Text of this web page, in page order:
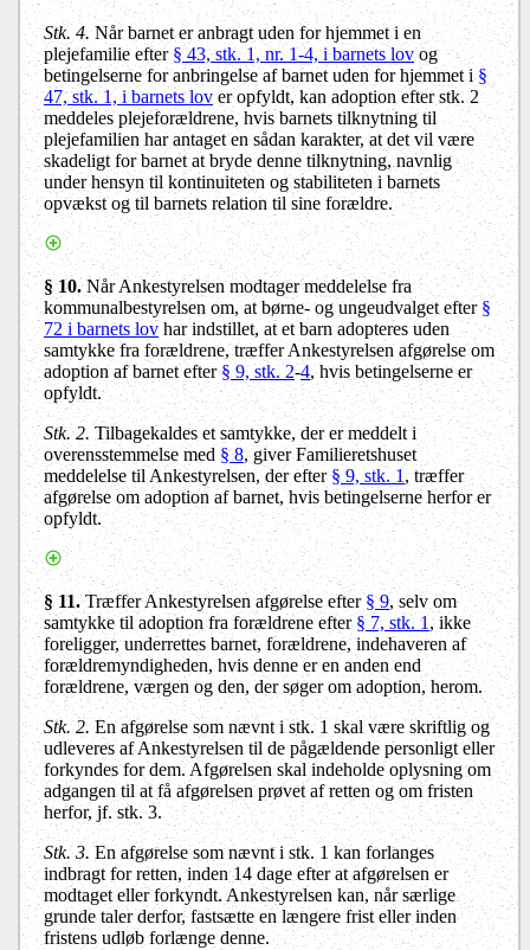
Stk. 4. Når barnet er anbragt uden for hjemmet i en
plejefamilie efter § 43, stk. 1, nr. 1-4, i barnets lovog
betingelserne for anbringelse af barnet uden for hjemmet i§
47, stk. 1, i barnets lover opfyldt, kan adoption efter stk. 2
meddeles plejeforældrene, hvis barnets tilknytning til
plejefamilien har antaget en sådan karakter, at det vil være
skadeligt for barnet at bryde denne tilknytning, navnlig
under hensyn til kontinuiteten og stabiliteten i barnets
opvækst og til barnets relation til sine forældre.
§ 10.Når Ankestyrelsen modtager meddelelse fra
kommunalbestyrelsen om, at børne- og ungeudvalget efter§
72 i barnets lov har indstillet, at et barn adopteres uden
samtykke fra forældrene, træffer Ankestyrelsen afgørelse om
adoption af barnet efter§ 9, stk. 2-4, hvis betingelserne er
opfyldt.
Stk. 2. Tilbagekaldes et samtykke, der er meddelt i
overensstemmelse med § 8, giver Familieretshuset
meddelelse til Ankestyrelsen, der efter§ 9, stk. 1, træffer
afgørelse om adoption af barnet, hvis betingelserne herfor er
opfyldt.
§ 11.Træffer Ankestyrelsen afgørelse efter§ 9, selv om
samtykke til adoption fra forældrene efter§ 7, stk. 1, ikke
foreligger, underrettes barnet, forældrene, indehaveren af
forældremyndigheden, hvis denne er en anden end
forældrene, værgen og den, der søger om adoption, herom.
Stk. 2. En afgørelse som nævnt i stk. 1 skal være skriftlig og
udleveres af Ankestyrelsen til de pågældende personligt eller
forkyndes for dem. Afgørelsen skal indeholde oplysning om
adgangen til at få afgørelsen prøvet af retten og om fristen
herfor, jf. stk. 3.
Stk. 3. En afgørelse som nævnt i stk. 1 kan forlanges
indbragt for retten, inden 14 dage efter at afgørelsen er
modtaget eller forkyndt. Ankestyrelsen kan, når særlige
grunde taler derfor, fastsætte en længere frist eller inden
fristens udløb forlænge denne.